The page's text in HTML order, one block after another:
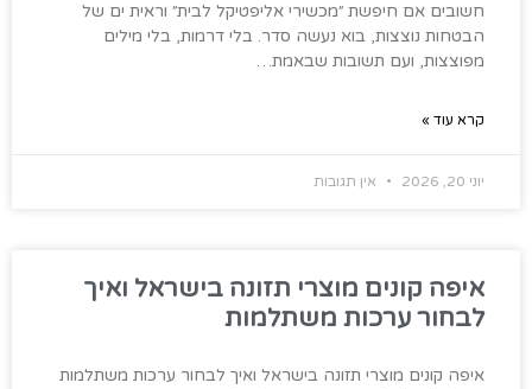
חשובים אם חיפשת ״מכשירי אליפטיקל לבית״ וראית ים של
הבטחות נוצצות, בוא נעשה סדר. בלי דרמות, בלי מילים
מפוצצות, ועם תשובות שבאמת…
קרא עוד »
יוני 20, 2026 אין תגובות
איפה קונים מוצרי תזונה בישראל ואיך
לבחור ערכות משתלמות
איפה קונים מוצרי תזונה בישראל ואיך לבחור ערכות משתלמות